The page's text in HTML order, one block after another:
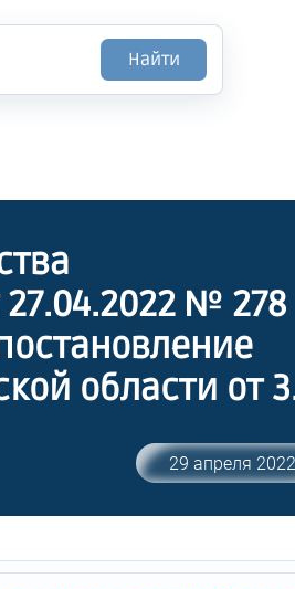
Найти
№ 278
области от
29 апреля 2022